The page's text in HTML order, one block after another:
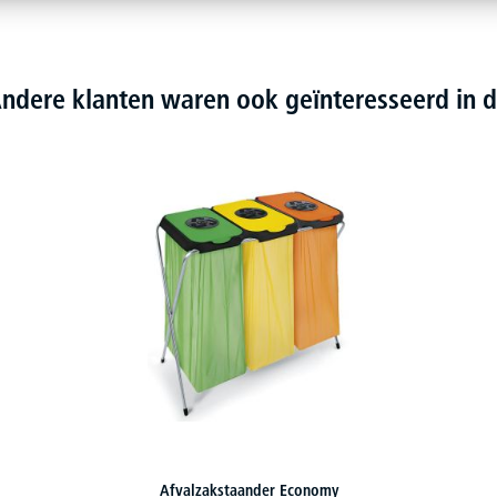
klanten waren ook geïnteresseerd in
Systeem-afvalemmers